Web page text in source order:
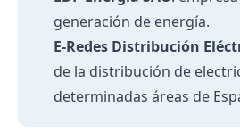
generación de energía.
E-Redes Distribución
de la distribución de
determinadas áreas de